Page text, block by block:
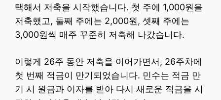
택해서 저축을 시작했습니다. 첫 주에 1,000원을
저축했고, 둘째 주에는 2,000원, 셋째 주에는
3,000원씩 매주 꾸준히 저축해 나갔습니다.
이렇게 26주 동안 저축을 이어가면서, 26주차에
첫 번째 적금이 만기되었습니다. 민수는 적금 만
기 시 원금과 이자를 받아 다시 새로운 적금을 시